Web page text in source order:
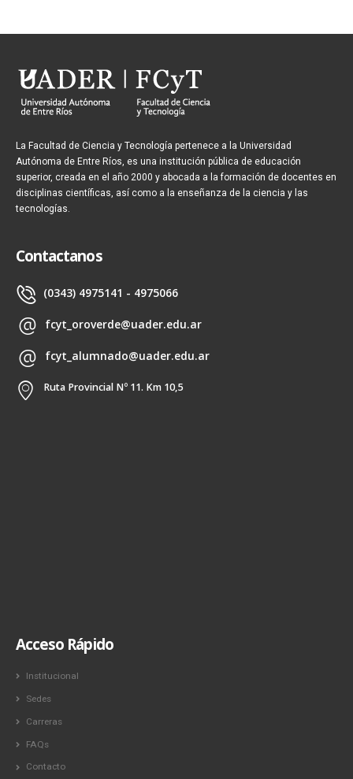
La Facultad de Ciencia y Tecnología pertenece a la Universidad
Autónoma de Entre Ríos, es una institución pública de educación
superior, creada en el año 2000 y abocada a la formación de docentes en
disciplinas científicas, así como a la enseñanza de la ciencia y las
tecnologías.
Contactanos
(0343) 4975141 - 4975066
fcyt_oroverde@uader.edu.ar
fcyt_alumnado@uader.edu.ar
Ruta Provincial Nº 11. Km 10,5
Acceso Rápido
Institucional
Sedes
Carreras
FAQs
Contacto